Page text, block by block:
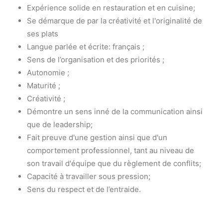
Expérience solide en restauration et en cuisine;
Se démarque de par la créativité et l'originalité de
ses plats
Langue parlée et écrite: français ;
Sens de l’organisation et des priorités ;
Autonomie ;
Maturité ;
Créativité ;
Démontre un sens inné de la communication ainsi
que de leadership;
Fait preuve d'une gestion ainsi que d'un
comportement professionnel, tant au niveau de
son travail d'équipe que du règlement de conflits;
Capacité à travailler sous pression;
Sens du respect et de l’entraide.